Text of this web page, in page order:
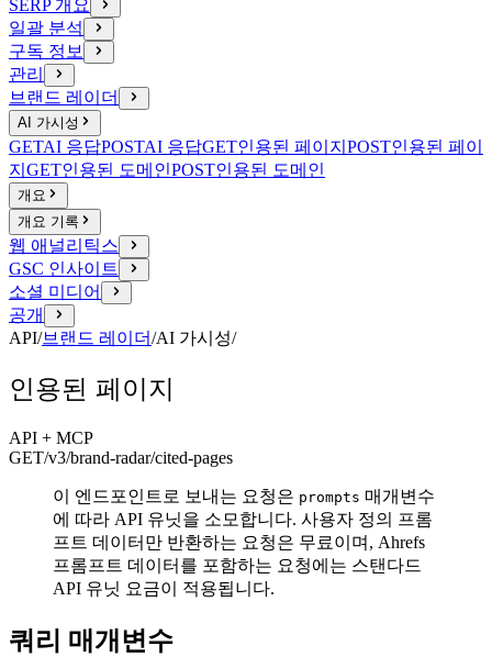
SERP 개요
일괄 분석
구독 정보
관리
브랜드 레이더
AI 가시성
GETAI 응답POSTAI 응답GET인용된 페이지 POST인용된 페이
지 GET인용된 도메인POST인용된 도메인
개요
개요 기록
웹 애널리틱스
GSC 인사이트
소셜 미디어
공개
API/브랜드 레이더/AI 가시성/
인용된 페이지
API + MCP
GET/v3/brand-radar/cited-pages
이 엔드포인트로 보내는 요청은 prompts 매개변수
에 따라 API 유닛을 소모합니다. 사용자 정의 프롬
프트 데이터만 반환하는 요청은 무료이며, Ahrefs
프롬프트 데이터를 포함하는 요청에는 스탠다드
API 유닛 요금이 적용됩니다.
쿼리 매개변수